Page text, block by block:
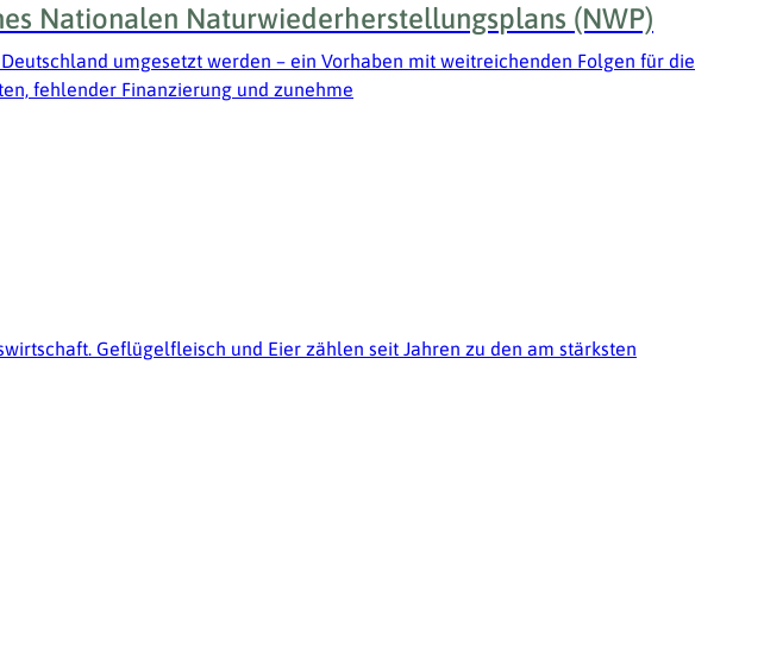
Nationalen Naturwiederherstellungsplans (NWP)
umgesetzt werden – ein Vorhaben mit weitreichenden Folgen für die
fehlender Finanzierung und zunehme
Geflügelfleisch und Eier zählen seit Jahren zu den am stärksten